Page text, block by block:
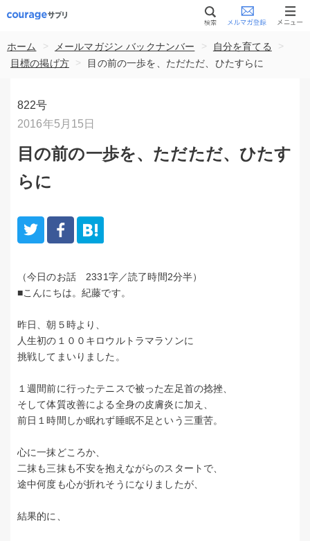
ホーム > メールマガジン バックナンバー > 自分を育てる
>
目標の掲げ方
> 目の前の一歩を、ただただ、ひたすらに
822号
2016年5月15日
目の前の一歩を、ただただ、ひたす
らに
（今日のお話 2331字／読了時間2分半）
■こんにちは。紀藤です。
昨日、朝５時より、
人生初の１００キロウルトラマラソンに
挑戦してまいりました。
１週間前に行ったテニスで被った左足首の捻挫、
そして体質改善による全身の皮膚炎に加え、
前日１時間しか眠れず睡眠不足という三重苦。
心に一抹どころか、
二抹も三抹も不安を抱えながらのスタートで、
途中何度も心が折れそうになりましたが、
結果的に、